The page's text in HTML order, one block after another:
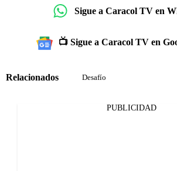
Sigue a Caracol TV en
📺 Sigue a Caracol TV en
Relacionados Desafío
PUBLICIDAD